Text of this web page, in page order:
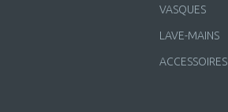
VASQUES
LAVE-MAINS
ACCESSOIRES